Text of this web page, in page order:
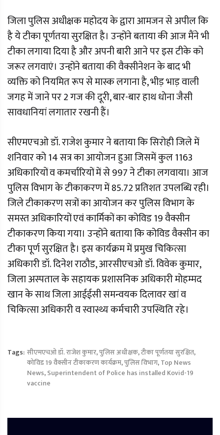
जिला पुलिस अधीक्षक महोदय के द्वारा आमजन से अपील कि
है ये टीका पूर्णतया सुरक्षित है। उन्होंने बताया की आज मैंने भी
टीका लगाया दिया है और अपनी बारी आने पर इस टीके को
जरूर लगवाएं। उन्होंने बताया की वैक्सीनेशन के बाद भी
व्यक्ति को नियमित रूप से मास्क लगाना है, भीड़ भाड़ वाली
जगह में जाने पर 2 गज की दूरी, बार-बार हाथ धोना जैसी
सावधानियां लगातार रखनी हैं।
सीएमएचओ डॉ. राजेश कुमार ने बताया कि सिरोही जिले में
शनिवार को 14 सत्र का आयोजन हुआ जिसमें कुल 1163
अधिकारियों व कमर्चारियों में से 997 ने टीका लगवाया। आज
पुलिस विभाग के टीकाकरण में 85.72 प्रतिशत उपलब्धि रही।
जिले टीकाकरण सत्रों का आयोजन कर पुलिस विभाग के
समस्त अधिकारियों एवं कार्मिकों का कोविड 19 वैक्सीन
टीकाकरण किया गया। उन्होंने बताया कि कोविड वैक्सीन का
टीका पूर्ण सुरक्षित है। इस कार्यक्रम में प्रमुख चिकित्सा
अधिकारी डॉ. दिनेश राठौड, आरसीएचओ डॉ. विवेक कुमार,
जिला अस्पताल के सहायक प्रशासनिक अधिकारी मोहम्मद
खान के साथ जिला आईईसी समन्वयक दिलावर खां व
चिकित्सा अधिकारी व स्वास्थ्य कर्मचारी उपस्थिति रहे।
Tags: सीएमएचओ डॉ. राजेश कुमार,पुलिस अधीक्षक,टीका पूर्णतया सुरक्षित,
कोविड 19 वैक्सीन टीकाकरण कार्यक्रम,पुलिस विभाग,Top News
News,Superintendent of Police has installed Kovid-19
vaccine